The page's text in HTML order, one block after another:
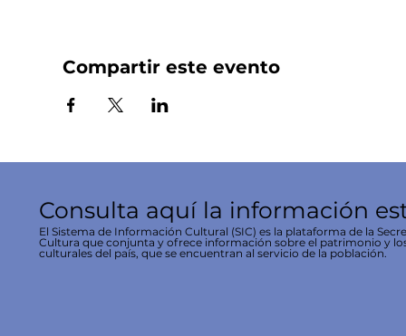
Compartir este evento
Consulta aquí la información
El Sistema de Información Cultural (SIC) es la plataforma de la
Cultura que conjunta y ofrece información sobre el patrimonio y
culturales del país, que se encuentran al servicio de la población.